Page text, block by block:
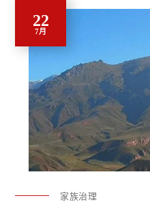
何商业或财务附
务或有官员担任
和丰家族办公室
策（包括是否买
可能与和丰家族
的观点不同或相
处的证券市场流
风险可能很难进行
22
7月
家族治理